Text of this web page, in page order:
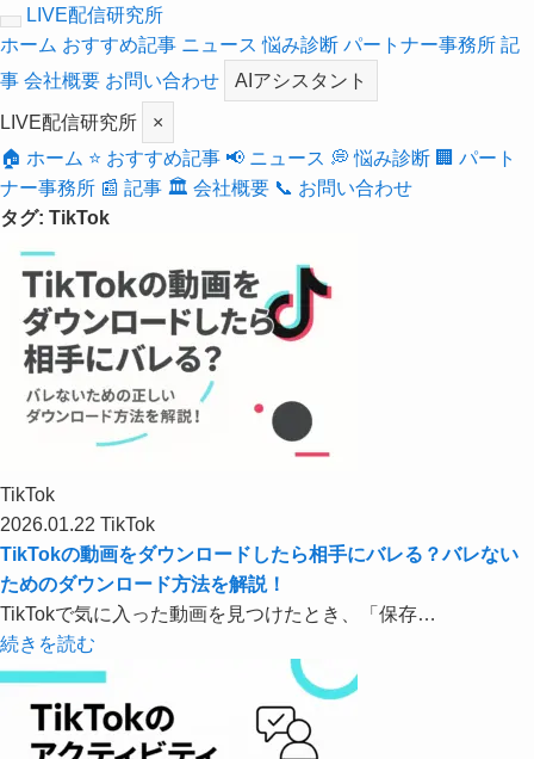
LIVE配信研究所
ホーム おすすめ記事 ニュース 悩み診断 パートナー事務所 記
事 会社概要 お問い合わせ
AIアシスタント
LIVE配信研究所
×
🏠 ホーム ⭐ おすすめ記事 📢 ニュース 💭 悩み診断 🏢 パート
ナー事務所 📰 記事 🏛️ 会社概要 📞 お問い合わせ
タグ: TikTok
TikTok
2026.01.22 TikTok
TikTokの動画をダウンロードしたら相手にバレる？バレない
ためのダウンロード方法を解説！
TikTokで気に入った動画を見つけたとき、「保存…
続きを読む